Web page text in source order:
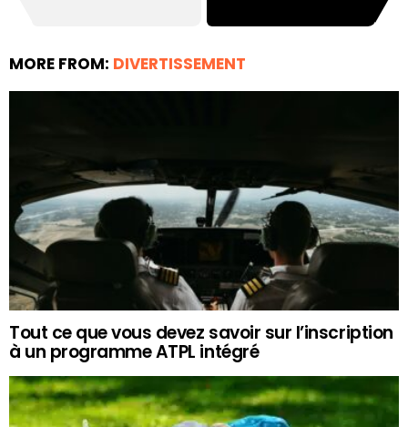
MORE FROM: DIVERTISSEMENT
Tout ce que vous devez savoir sur l’inscription
à un programme ATPL intégré